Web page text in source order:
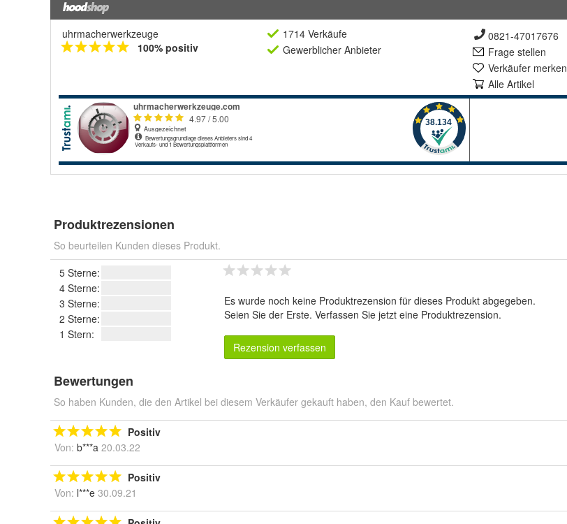
uhrmacherwerkzeuge
100% positiv
1714 Verkäufe
Gewerblicher Anbieter
0821-47017676
Frage stellen
Verkäufer merken
Alle Artikel
Produktrezensionen
So beurteilen Kunden dieses Produkt.
5 Sterne:
4 Sterne:
3 Sterne:
2 Sterne:
1 Stern:
Es wurde noch keine Produktrezension für dieses Produkt abgegeben.
Seien Sie der Erste. Verfassen Sie jetzt eine Produktrezension.
Rezension verfassen
Bewertungen
So haben Kunden, die den Artikel bei diesem Verkäufer gekauft haben, den Kauf bewertet.
Positiv
Von: b***a 20.03.22
Positiv
Von: l***e 30.09.21